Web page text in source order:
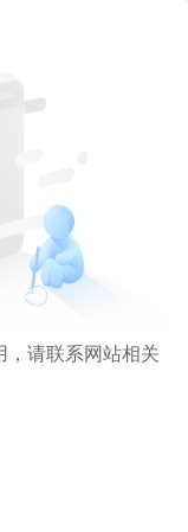
，请联系网站相关